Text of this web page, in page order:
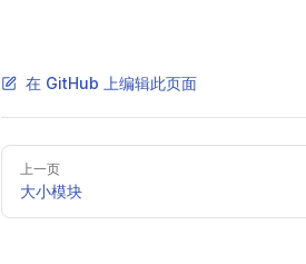
在 GitHub 上编辑此页面
Pager
上一页
大小模块